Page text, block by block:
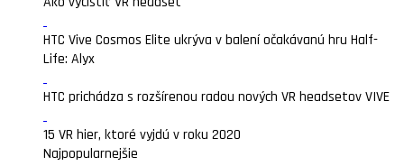
HTC Vive Cosmos Elite ukrýva v balení očakávanú hru Half-
Life: Alyx
HTC prichádza s rozšírenou radou nových VR headsetov VIVE
15 VR hier, ktoré vyjdú v roku 2020
Najpopularnejšie